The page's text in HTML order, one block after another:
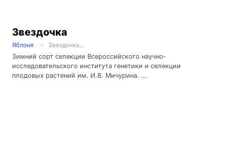
Звездочка
Яблоня
Звездочка...
Зимний сорт селекции Всероссийского научно-
исследовательского института генетики и селекции
плодовых растений им. И.В. Мичурина. ...